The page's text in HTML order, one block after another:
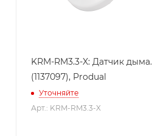
KRM-RM3.3-X: Датчик дыма.
(1137097), Produal
Уточняйте
Арт.: KRM-RM3.3-X